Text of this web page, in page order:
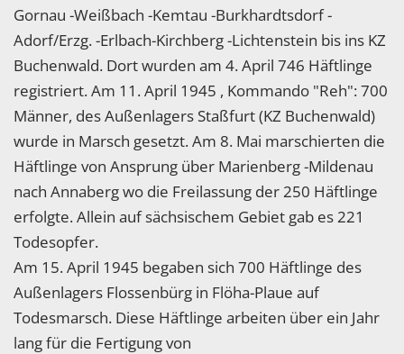
Gornau -Weißbach -Kemtau -Burkhardtsdorf -
Adorf/Erzg. -Erlbach-Kirchberg -Lichtenstein bis ins KZ
Buchenwald. Dort wurden am 4. April 746 Häftlinge
registriert. Am 11. April 1945 , Kommando "Reh": 700
Männer, des Außenlagers Staßfurt (KZ Buchenwald)
wurde in Marsch gesetzt. Am 8. Mai marschierten die
Häftlinge von Ansprung über Marienberg -Mildenau
nach Annaberg wo die Freilassung der 250 Häftlinge
erfolgte. Allein auf sächsischem Gebiet gab es 221
Todesopfer.
Am 15. April 1945 begaben sich 700 Häftlinge des
Außenlagers Flossenbürg in Flöha-Plaue auf
Todesmarsch. Diese Häftlinge arbeiten über ein Jahr
lang für die Fertigung von